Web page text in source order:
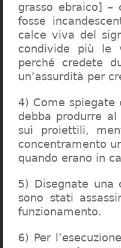
grasso ebraico] –
fosse
calce viva del
condivide più le
perché credete
un’assurdità per
4) Come spiegate
debba produrre
sui proiettili,
concentramento
quando erano in
5) Disegnate una
sono stati
funzionamento.
6) Per